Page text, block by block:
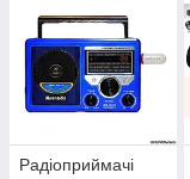
Радіоприймачі